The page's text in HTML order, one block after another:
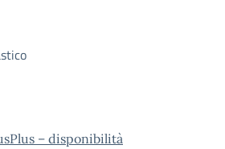
– disponibilità